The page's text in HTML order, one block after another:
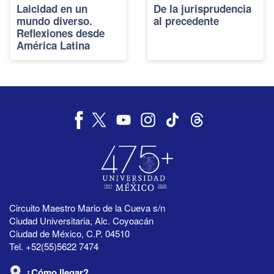
Laicidad en un
mundo diverso.
Reflexiones desde
América Latina
De la jurisprudencia
al precedente
Circuito Maestro Mario de la Cueva s/n
Ciudad Universitaria, Alc. Coyoacán
Ciudad de México, C.P. 04510
Tel. +52(55)5622 7474